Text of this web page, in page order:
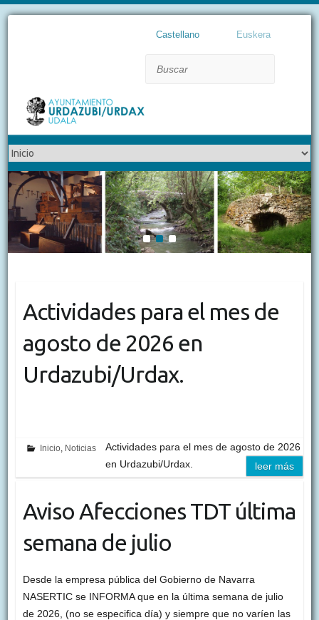
Castellano Euskera
1 2 3
Actividades para el mes de
agosto de 2026 en
Urdazubi/Urdax.
Inicio Noticias
Actividades para el mes de agosto de 2026
en Urdazubi/Urdax.
leer más
Aviso Afecciones TDT última
semana de julio
Desde la empresa pública del Gobierno de Navarra
NASERTIC se INFORMA que en la última semana de julio
de 2026, (no se especifica día) y siempre que no varíen las